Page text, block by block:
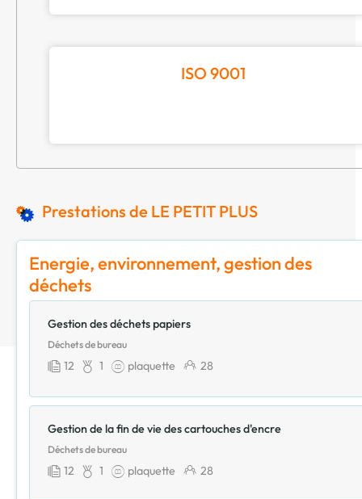
ISO 9001
Prestations de LE PETIT PLUS
Energie, environnement, gestion des
déchets
Gestion des déchets papiers
Déchets de bureau
12 1 plaquette 28
Gestion de la fin de vie des cartouches d'encre
Déchets de bureau
12 1 plaquette 28